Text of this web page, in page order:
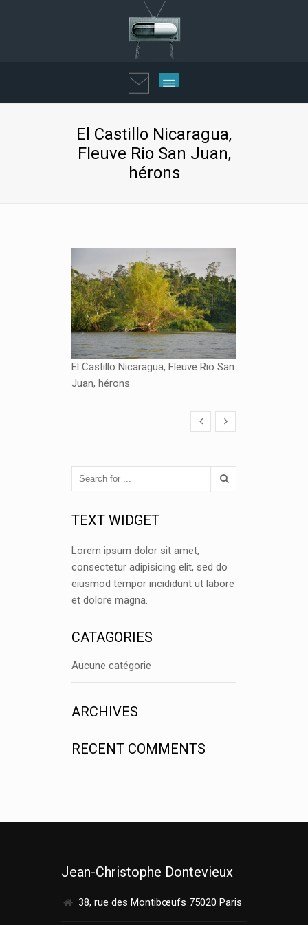
El Castillo Nicaragua,
Fleuve Rio San Juan,
hérons
El Castillo Nicaragua, Fleuve Rio San
Juan, hérons
TEXT WIDGET
Lorem ipsum dolor sit amet,
consectetur adipisicing elit, sed do
eiusmod tempor incididunt ut labore
et dolore magna.
CATAGORIES
Aucune catégorie
ARCHIVES
RECENT COMMENTS
Jean-Christophe Dontevieux
38, rue des Montibœufs 75020 Paris